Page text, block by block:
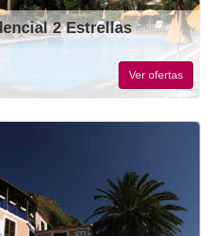
2 Estrellas
Ver ofertas